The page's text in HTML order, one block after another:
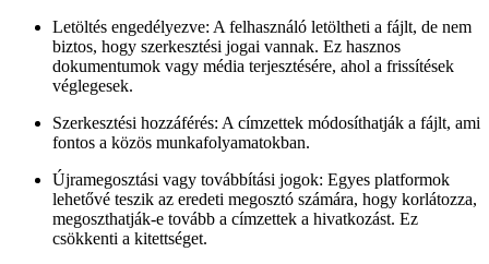
Letöltés engedélyezve: A felhasználó letöltheti a fájlt, de nem
biztos, hogy szerkesztési jogai vannak. Ez hasznos
dokumentumok vagy média terjesztésére, ahol a frissítések
véglegesek.
Szerkesztési hozzáférés: A címzettek módosíthatják a fájlt, ami
fontos a közös munkafolyamatokban.
Újramegosztási vagy továbbítási jogok: Egyes platformok
lehetővé teszik az eredeti megosztó számára, hogy korlátozza,
megoszthatják-e tovább a címzettek a hivatkozást. Ez
csökkenti a kitettséget.